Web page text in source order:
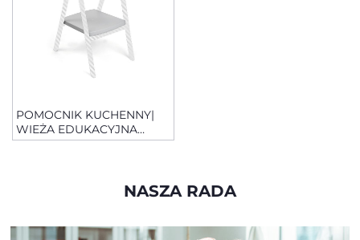
POMOCNIK KUCHENNY|
WIEŻA EDUKACYJNA
MONTESSORI
NASZA RADA